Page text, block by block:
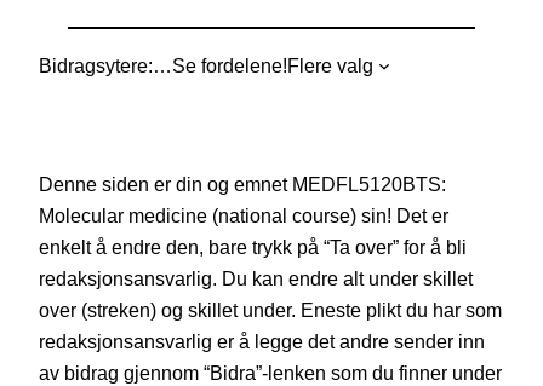
Bidragsytere: Se fordelene!Flere valg
Denne siden er din og emnet MEDFL5120BTS:
Molecular medicine (national course) sin! Det er
enkelt å endre den, bare trykk på “Ta over” for å bli
redaksjonsansvarlig. Du kan endre alt under skillet
over (streken) og skillet under. Eneste plikt du har som
redaksjonsansvarlig er å legge det andre sender inn
av bidrag gjennom “Bidra”-lenken som du finner under